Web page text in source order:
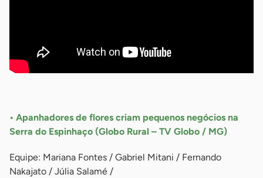
• Apanhadores de flores criam pequenos negócios na
Serra do Espinhaço (Globo Rural – TV Globo / MG)
Equipe: Mariana Fontes / Gabriel Mitani / Fernando
Nakajato / Júlia Salamé /